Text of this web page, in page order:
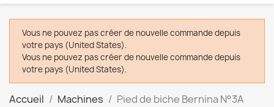
Vous ne pouvez pas créer de nouvelle commande depuis
votre pays (United States).
Vous ne pouvez pas créer de nouvelle commande depuis
votre pays (United States).
Accueil Machines
Pied de biche Bernina N°3A